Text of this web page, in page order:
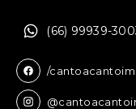
(66) 99939-
/